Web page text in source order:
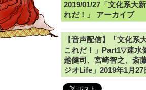
2019/01/27「文化系大
れだ！」 アーカイブ
【音声配信】「文化系
これだ！」Part1▽速水
越健司、宮崎智之、斎
ジオLife」2019年1月27